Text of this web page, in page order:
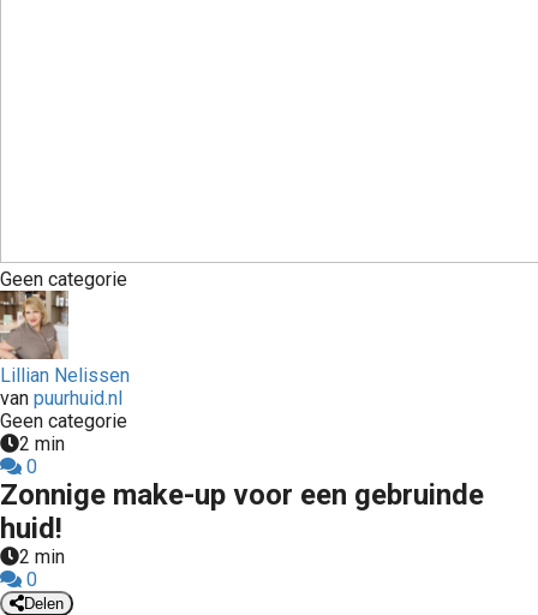
Geen categorie
Lillian Nelissen
van puurhuid.nl
Geen categorie
2 min
0
Zonnige make-up voor een gebruinde
huid!
2 min
0
Delen